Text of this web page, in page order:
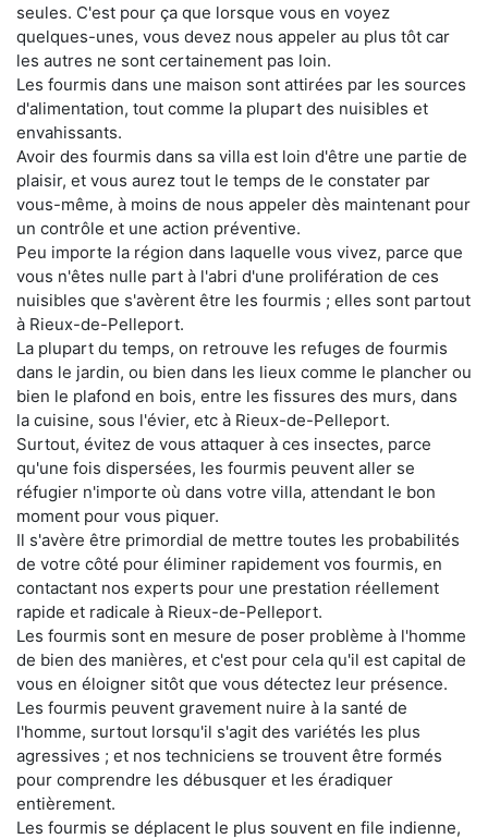
seules. C'est pour ça que lorsque vous en voyez
quelques-unes, vous devez nous appeler au plus tôt car
les autres ne sont certainement pas loin.
Les fourmis dans une maison sont attirées par les sources
d'alimentation, tout comme la plupart des nuisibles et
envahissants.
Avoir des fourmis dans sa villa est loin d'être une partie de
plaisir, et vous aurez tout le temps de le constater par
vous-même, à moins de nous appeler dès maintenant pour
un contrôle et une action préventive.
Peu importe la région dans laquelle vous vivez, parce que
vous n'êtes nulle part à l'abri d'une prolifération de ces
nuisibles que s'avèrent être les fourmis ; elles sont partout
à Rieux-de-Pelleport.
La plupart du temps, on retrouve les refuges de fourmis
dans le jardin, ou bien dans les lieux comme le plancher ou
bien le plafond en bois, entre les fissures des murs, dans
la cuisine, sous l'évier, etc à Rieux-de-Pelleport.
Surtout, évitez de vous attaquer à ces insectes, parce
qu'une fois dispersées, les fourmis peuvent aller se
réfugier n'importe où dans votre villa, attendant le bon
moment pour vous piquer.
Il s'avère être primordial de mettre toutes les probabilités
de votre côté pour éliminer rapidement vos fourmis, en
contactant nos experts pour une prestation réellement
rapide et radicale à Rieux-de-Pelleport.
Les fourmis sont en mesure de poser problème à l'homme
de bien des manières, et c'est pour cela qu'il est capital de
vous en éloigner sitôt que vous détectez leur présence.
Les fourmis peuvent gravement nuire à la santé de
l'homme, surtout lorsqu'il s'agit des variétés les plus
agressives ; et nos techniciens se trouvent être formés
pour comprendre les débusquer et les éradiquer
entièrement.
Les fourmis se déplacent le plus souvent en file indienne,